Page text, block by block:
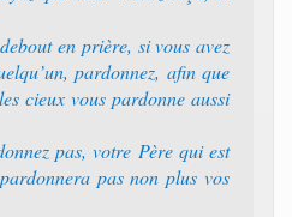
en prière, si vous avez
pardonnez, afin que
cieux vous pardonne aussi
pas, votre Père qui est
pas non plus vos